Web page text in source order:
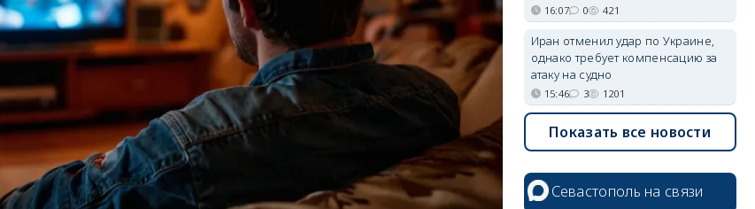
16:07 0 421
Иран отменил удар по Украине,
однако требует компенсацию за
атаку на судно
15:46 3 1201
Показать все новости
Севастополь на связи